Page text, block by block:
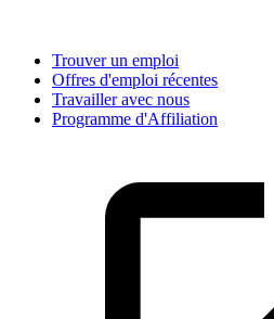
Trouver un emploi
Offres d'emploi récentes
Travailler avec nous
Programme d'Affiliation